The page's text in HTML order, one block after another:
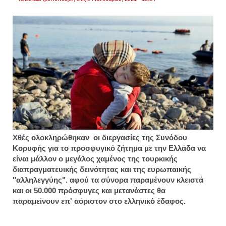
Χθές ολοκληρώθηκαν οι διεργασίες της Συνόδου
Κορυφής για το προσφυγικό ζήτημα με την Ελλάδα να
είναι μάλλον ο μεγάλος χαμένος της τουρκικής
διαπραγματευικής δεινότητας και της ευρωπαικής
"αλληλεγγύης". αφού τα σύνορα παραμένουν κλειστά
και οι 50.000 πρόσφυγες και μετανάστες θα
παραμείνουν επ' αόριστον στο ελληνικό έδαφος.